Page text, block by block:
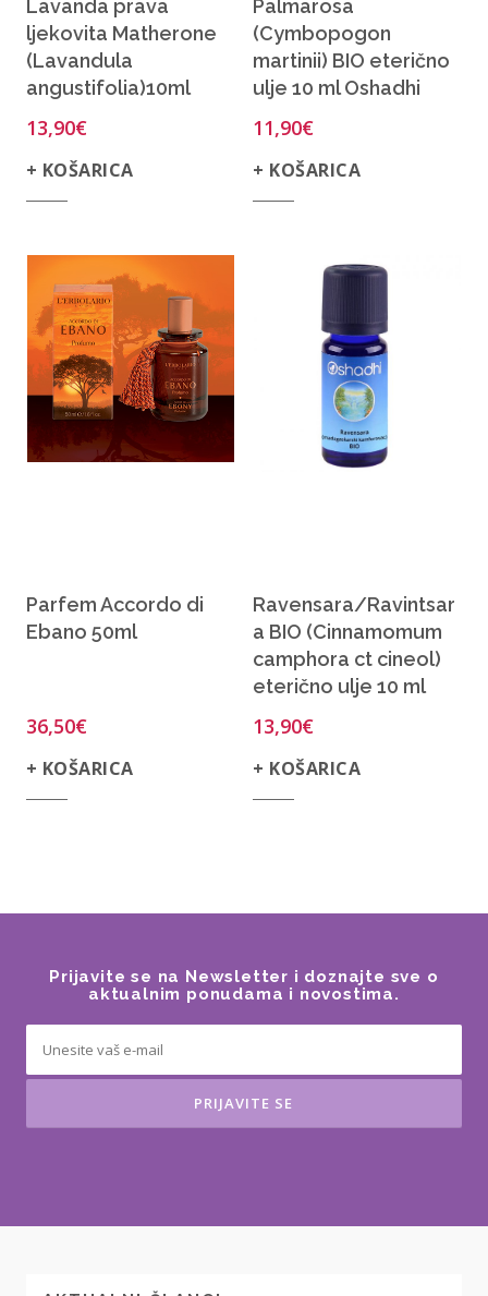
Lavanda prava
ljekovita Matherone
(Lavandula
angustifolia)10ml
13,90€
+ KOŠARICA
Palmarosa
(Cymbopogon
martinii) BIO eterično
ulje 10 ml Oshadhi
11,90€
+ KOŠARICA
Parfem Accordo di
Ebano 50ml
36,50€
+ KOŠARICA
Ravensara/Ravintsar
a BIO (Cinnamomum
camphora ct cineol)
eterično ulje 10 ml
13,90€
+ KOŠARICA
Prijavite se na Newsletter i doznajte sve o
aktualnim ponudama i novostima.